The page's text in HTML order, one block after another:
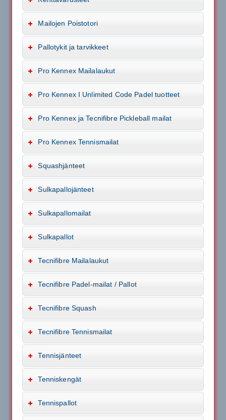
Mailojen Poistotori
Pallotykit ja tarvikkeet
Pro Kennex Mailalaukut
Pro Kennex I Unlimited Code Padel tuotteet
Pro Kennex ja Tecnifibre Pickleball mailat
Pro Kennex Tennismailat
Squashjänteet
Sulkapallojänteet
Sulkapallomailat
Sulkapallot
Tecnifibre Mailalaukut
Tecnifibre Padel-mailat / Pallot
Tecnifibre Squash
Tecnifibre Tennismailat
Tennisjänteet
Tenniskengät
Tennispallot